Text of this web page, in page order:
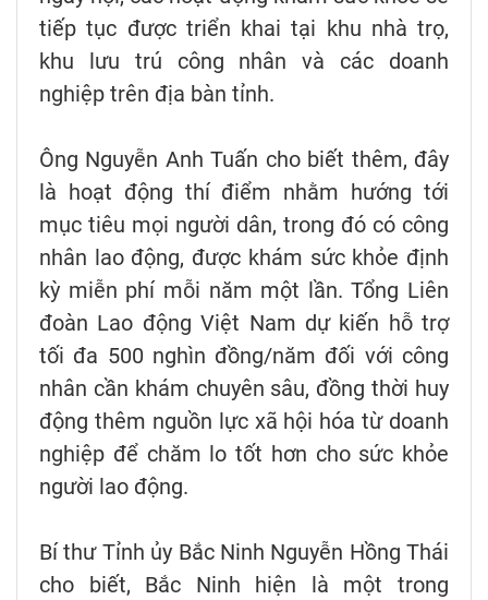
tiếp tục được triển khai tại khu nhà trọ,
khu lưu trú công nhân và các doanh
nghiệp trên địa bàn tỉnh.
Ông Nguyễn Anh Tuấn cho biết thêm, đây
là hoạt động thí điểm nhằm hướng tới
mục tiêu mọi người dân, trong đó có công
nhân lao động, được khám sức khỏe định
kỳ miễn phí mỗi năm một lần. Tổng Liên
đoàn Lao động Việt Nam dự kiến hỗ trợ
tối đa 500 nghìn đồng/năm đối với công
nhân cần khám chuyên sâu, đồng thời huy
động thêm nguồn lực xã hội hóa từ doanh
nghiệp để chăm lo tốt hơn cho sức khỏe
người lao động.
Bí thư Tỉnh ủy Bắc Ninh Nguyễn Hồng Thái
cho biết, Bắc Ninh hiện là một trong